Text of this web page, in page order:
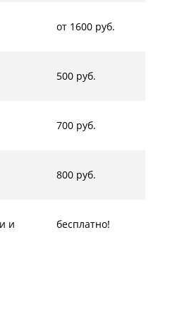
от 1600 руб.
500 руб.
700 руб.
800 руб.
и
бесплатно!